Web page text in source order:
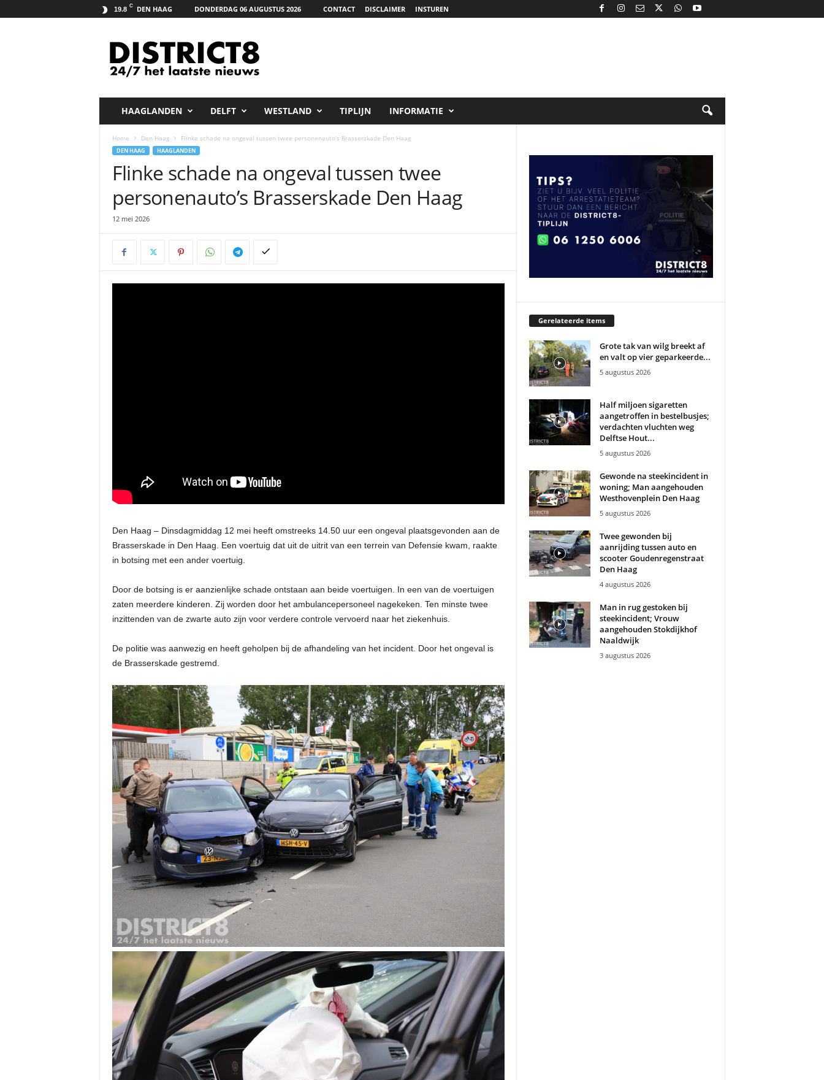
19.8 C DEN HAAG DONDERDAG 06 AUGUSTUS 2026 CONTACT DISCLAIMER INSTUREN
HAAGLANDEN DELFT WESTLAND TIPLIJN INFORMATIE
Home Den Haag Flinke schade na ongeval tussen twee personenauto’s Brasserskade Den Haag
DEN HAAG HAAGLANDEN
Flinke schade na ongeval tussen twee
personenauto’s Brasserskade Den Haag
12 mei 2026
Den Haag – Dinsdagmiddag 12 mei heeft omstreeks 14.50 uur een ongeval plaatsgevonden aan de
Brasserskade in Den Haag. Een voertuig dat uit de uitrit van een terrein van Defensie kwam, raakte
in botsing met een ander voertuig.
Door de botsing is er aanzienlijke schade ontstaan aan beide voertuigen. In een van de voertuigen
zaten meerdere kinderen. Zij worden door het ambulancepersoneel nagekeken. Ten minste twee
inzittenden van de zwarte auto zijn voor verdere controle vervoerd naar het ziekenhuis.
De politie was aanwezig en heeft geholpen bij de afhandeling van het incident. Door het ongeval is
de Brasserskade gestremd.
Gerelateerde items
Grote tak van wilg breekt af
en valt op vier geparkeerde...
5 augustus 2026
Half miljoen sigaretten
aangetroffen in bestelbusjes;
verdachten vluchten weg
Delftse Hout...
5 augustus 2026
Gewonde na steekincident in
woning; Man aangehouden
Westhovenplein Den Haag
5 augustus 2026
Twee gewonden bij
aanrijding tussen auto en
scooter Goudenregenstraat
Den Haag
4 augustus 2026
Man in rug gestoken bij
steekincident; Vrouw
aangehouden Stokdijkhof
Naaldwijk
3 augustus 2026